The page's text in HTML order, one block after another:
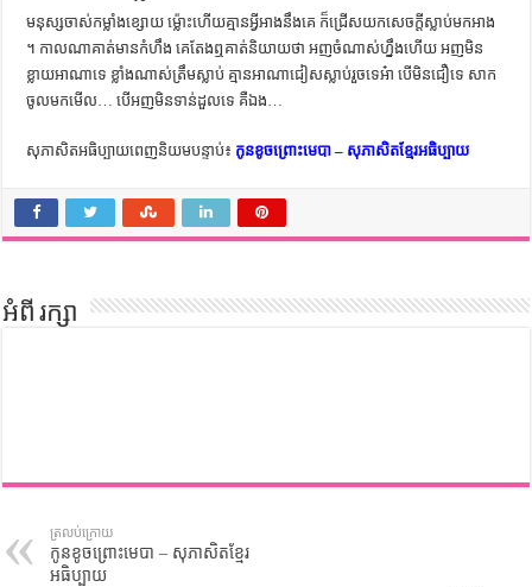
មនុស្ស​ចាស់​កម្លាំង​ខ្សោយ ម៉្លោះ​ហើយ​គ្មាន​អ្វី​អាង​នឹង​គេ ក៏​ជ្រើស​យក​សេចក្ដី​ស្លាប់​មក​អាង
។ កាលណា​គាត់​មាន​កំហឹង គេ​តែង​ឮ​គាត់​និយាយ​ថា អញ​ចំណាស់​ហ្នឹង​ហើយ អញ​មិន​
ខ្លាយ​អា​ណា​ទេ ខ្លាំង​ណាស់​ត្រឹម​ស្លាប់​ គ្មាន​អា​ណា​ជៀស​ស្លាប់​រួច​ទេ​អ៎ា បើ​មិន​ជឿ​ទេ សាក​
ចូល​មក​មើល​… បើ​អញ​មិន​ទាន់​ដួល​ទេ គឺ​ឯង​…
សុភាសិតអធិប្បាយពេញនិយមបន្ទាប់៖ កូនខូចព្រោះមេបា – សុភាសិតខ្មែរអធិប្បាយ
អំពី រក្សា
ត្រលប់ក្រោយ
កូនខូចព្រោះមេបា – សុភាសិតខ្មែរ
អធិប្បាយ